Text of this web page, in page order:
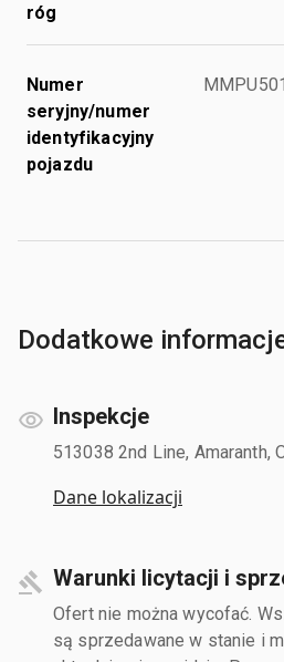
róg
Numer
seryjny/numer
identyfikacyjny
pojazdu
Dodatkowe
Inspekcje
513038 2nd Line, Amaranth,
Dane lokalizacji
Warunki licytacji i
Ofert nie można wycofać.
są sprzedawane w stanie i